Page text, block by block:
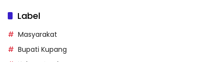
Label
Masyarakat
Bupati Kupang